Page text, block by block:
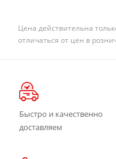
Цена действительна
отличаться от цен в
Быстро и качественно
доставляем